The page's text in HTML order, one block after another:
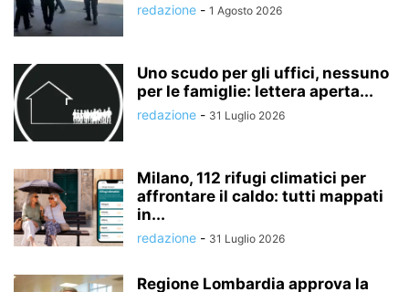
redazione - 1 Agosto 2026
Uno scudo per gli uffici, nessuno
per le famiglie: lettera aperta...
redazione - 31 Luglio 2026
Milano, 112 rifugi climatici per
affrontare il caldo: tutti mappati
in...
redazione - 31 Luglio 2026
Regione Lombardia approva la